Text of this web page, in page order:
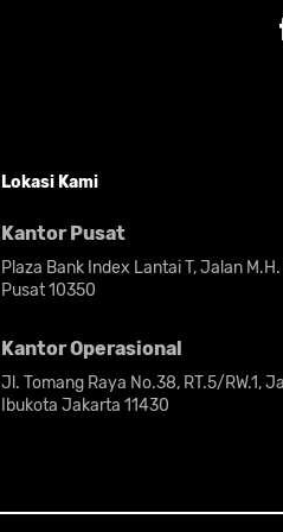
Lokasi Kami
Kantor Pusat
Plaza Bank Index Lantai T, Jalan
Pusat 10350
Kantor Operasional
Jl. Tomang Raya No.38, RT.5/RW.1,
Ibukota Jakarta 11430